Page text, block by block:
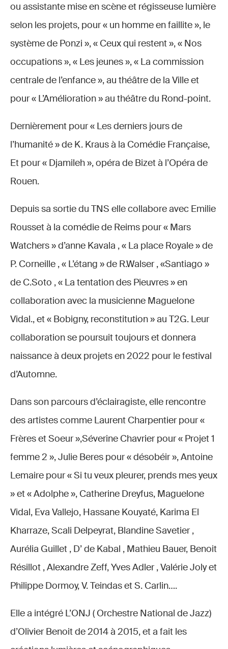
ou assistante mise en scène et régisseuse lumière
selon les projets, pour « un homme en faillite », le
système de Ponzi », « Ceux qui restent », « Nos
occupations », « Les jeunes », « La commission
centrale de l’enfance », au théâtre de la Ville et
pour « L’Amélioration » au théâtre du Rond-point.
Dernièrement pour « Les derniers jours de
l’humanité » de K. Kraus à la Comédie Française,
Et pour « Djamileh », opéra de Bizet à l’Opéra de
Rouen.
Depuis sa sortie du TNS elle collabore avec Emilie
Rousset à la comédie de Reims pour « Mars
Watchers » d’anne Kavala , « La place Royale » de
P. Corneille , « L’étang » de R.Walser , «Santiago »
de C.Soto , « La tentation des Pieuvres » en
collaboration avec la musicienne Maguelone
Vidal., et « Bobigny, reconstitution » au T2G. Leur
collaboration se poursuit toujours et donnera
naissance à deux projets en 2022 pour le festival
d’Automne.
Dans son parcours d’éclairagiste, elle rencontre
des artistes comme Laurent Charpentier pour «
Frères et Soeur »,Séverine Chavrier pour « Projet 1
femme 2 », Julie Beres pour « désobéir », Antoine
Lemaire pour « Si tu veux pleurer, prends mes yeux
» et « Adolphe », Catherine Dreyfus, Maguelone
Vidal, Eva Vallejo, Hassane Kouyaté, Karima El
Kharraze, Scali Delpeyrat, Blandine Savetier ,
Aurélia Guillet , D’ de Kabal , Mathieu Bauer, Benoit
Résillot , Alexandre Zeff, Yves Adler , Valérie Joly et
Philippe Dormoy, V. Teindas et S. Carlin….
Elle a intégré L’ONJ ( Orchestre National de Jazz)
d’Olivier Benoit de 2014 à 2015, et a fait les